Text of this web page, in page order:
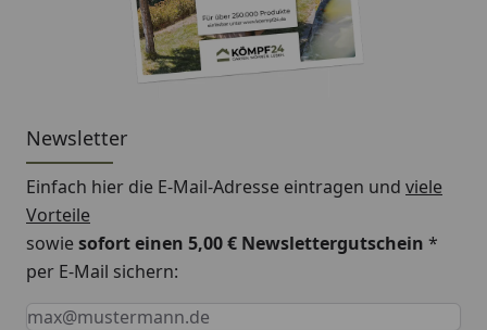
Newsletter
Einfach hier die E-Mail-Adresse eintragen und viele
Vorteile
sowiesofort einen 5,00 € Newslettergutschein *
per E-Mail sichern:
Keine Eingabe erforderlich
Eingabe erforderlich
E-Mail *